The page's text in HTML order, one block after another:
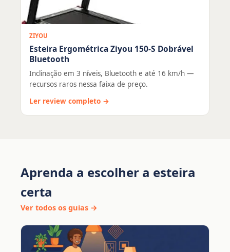
ZIYOU
Esteira Ergométrica Ziyou 150-S Dobrável
Bluetooth
Inclinação em 3 níveis, Bluetooth e até 16 km/h —
recursos raros nessa faixa de preço.
Ler review completo →
Aprenda a escolher a esteira
certa
Ver todos os guias →